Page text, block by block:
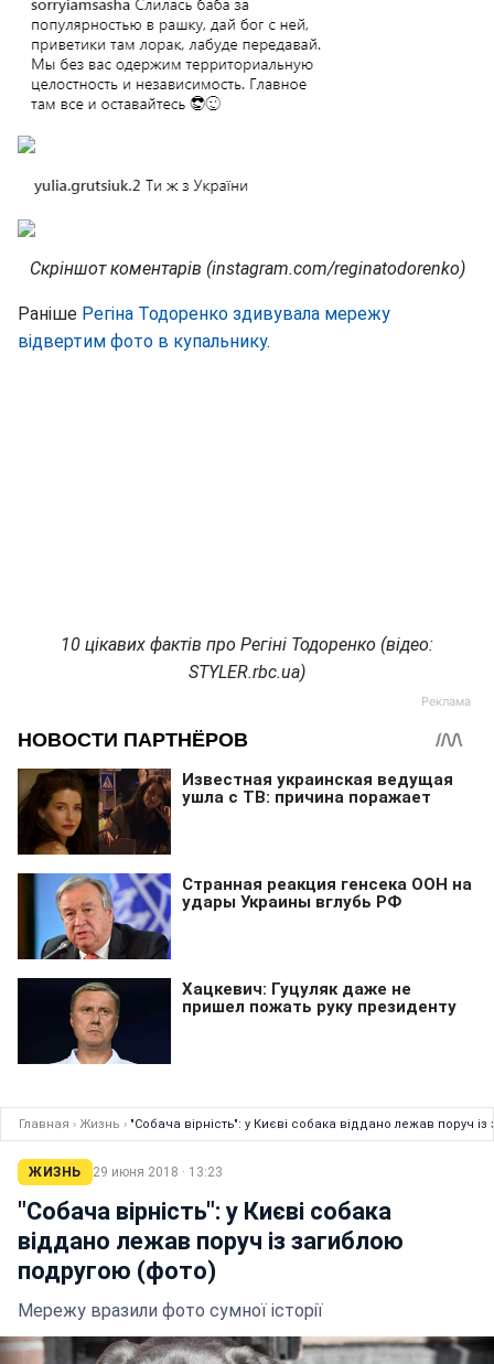
Скріншот коментарів (instagram.com/reginatodorenko)
Раніше Регіна Тодоренко здивувала мережу
відвертим фото в купальнику.
10 цікавих фактів про Регіні Тодоренко (відео:
STYLER.rbc.ua)
Главная › Жизнь › "Собача вірність": у Києві собака віддано лежав поруч
ЖИЗНЬ 29 июня 2018 · 13:23
"Собача вірність": у Києві собака
віддано лежав поруч із загиблою
подругою (фото)
Мережу вразили фото сумної історії